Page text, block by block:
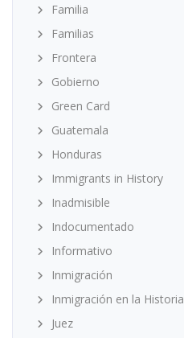
Familia
Familias
Frontera
Gobierno
Green Card
Guatemala
Honduras
Immigrants in History
Inadmisible
Indocumentado
Informativo
Inmigración
Inmigración en la Historia
Juez